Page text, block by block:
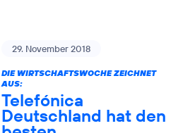
29. November 2018
DIE WIRTSCHAFTSWOCHE ZEICHNET
AUS:
Telefónica
Deutschland hat den